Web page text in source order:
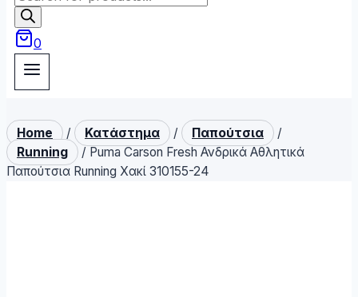
search
0
Home / Κατάστημα / Παπούτσια
/
Running
/ Puma Carson Fresh Ανδρικά Αθλητικά
Παπούτσια Running Χακί 310155-24